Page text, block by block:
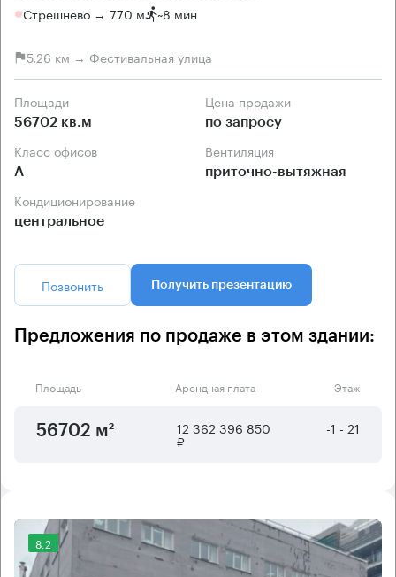
Стрешнево → 770 м ~8 мин
5.26 км → Фестивальная улица
Площади
56702 кв.м
Цена продажи
по запросу
Класс офисов
А
Вентиляция
приточно-вытяжная
Кондиционирование
центральное
Позвонить Получить презентацию
Предложения по продаже в этом здании:
Площадь Арендная плата Этаж
56702 м² 12 362 396 850
₽
-1 - 21
8.2